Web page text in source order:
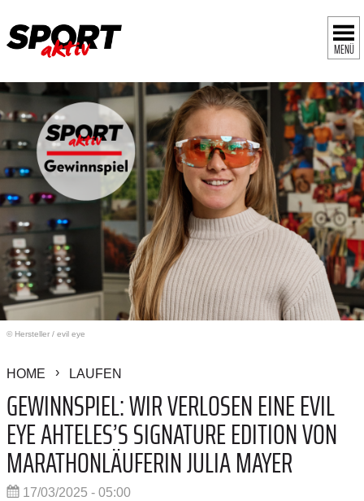
MENÜ
© Hersteller / evil eye
HOME LAUFEN
GEWINNSPIEL: WIR VERLOSEN EINE EVIL
EYE AHTELES’S SIGNATURE EDITION VON
MARATHONLÄUFERIN JULIA MAYER
17/03/2025 - 05:00